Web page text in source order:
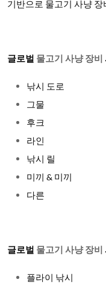
기반으로 물고기 사냥
글로벌 물고기 사냥 장비
낚시 도로
그물
후크
라인
낚시 릴
미끼 & 미끼
다른
글로벌 물고기 사냥 장비
플라이 낚시